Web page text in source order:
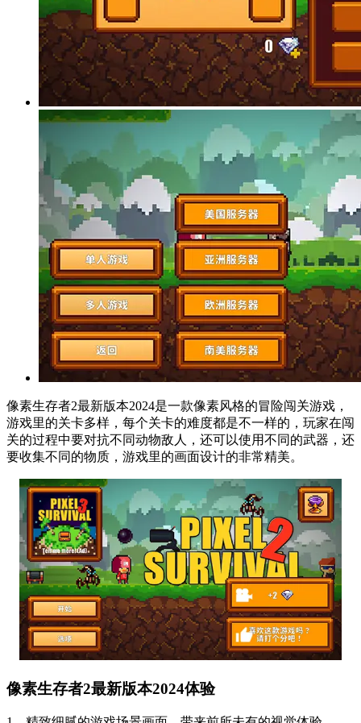
像素生存者2最新版本2024是一款像素风格的冒险闯关游戏，
游戏里的关卡多样，每个关卡的难度都是不一样的，玩家在闯
关的过程中要对抗不同动物敌人，还可以使用不同的武器，还
要收集不同的物质，游戏里的画面设计的非常精美。
像素生存者2最新版本2024体验